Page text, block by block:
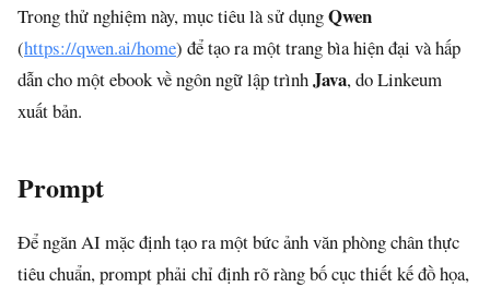
Trong thử nghiệm này, mục tiêu là sử dụngQwen
(https://qwen.ai/home) để tạo ra một trang bìa hiện đại và hấp
dẫn cho một ebook về ngôn ngữ lập trìnhJava, do Linkeum
xuất bản.
Prompt
Để ngăn AI mặc định tạo ra một bức ảnh văn phòng chân thực
tiêu chuẩn, prompt phải chỉ định rõ ràng bố cục thiết kế đồ họa,